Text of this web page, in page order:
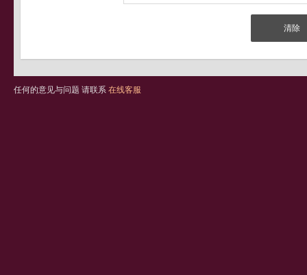
任何的意见与问题 请联系 在线客服